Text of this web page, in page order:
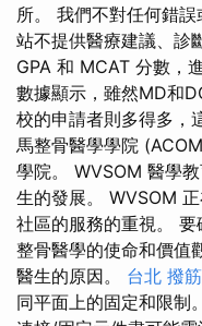
所。 我們不對任何錯
站不提供醫療建議、診
GPA 和 MCAT 分數，
數據顯示，雖然MD和
校的申請者則多得多，
馬整骨醫學學院
學院。 WVSOM 醫學
生的發展。 WVSOM
社區的服務的重視。
整骨醫學的使命和價值
醫生的原因。 台北 撥筋
同平面上的固定和限制